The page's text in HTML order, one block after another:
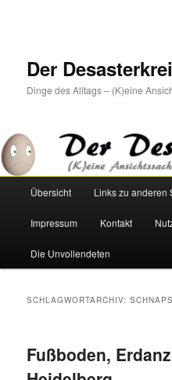
Der
Dinge des Alltags – (K)eine
HauptmenüÜbersicht Links zu anderen
Impressum Kontakt
Die Unvollendeten
SCHLAGWORTARCHIV:
Fußboden,